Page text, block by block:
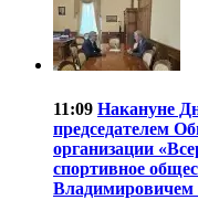
11:09 Накануне
председателем
организации
спортивное